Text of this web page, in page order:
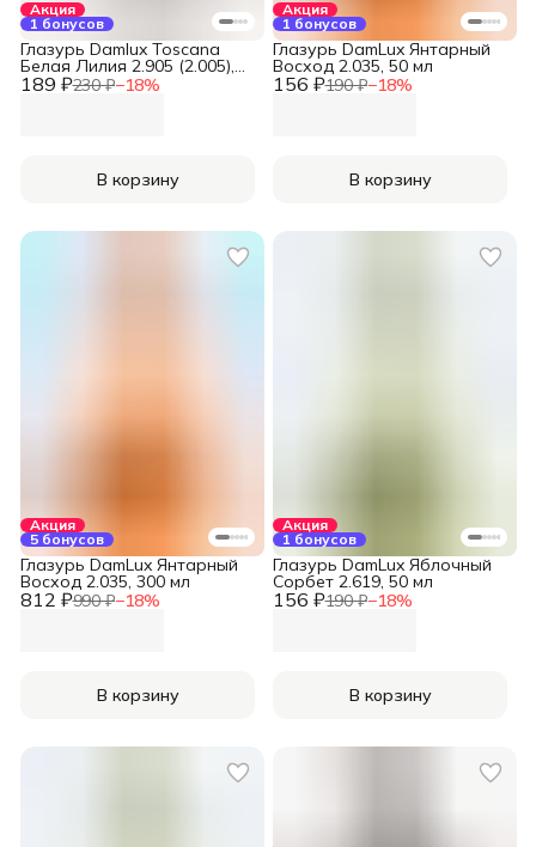
Акция
1 бонусов
189 ₽230 ₽−18%
Глазурь Damlux Toscana
Белая Лилия 2.905 (2.005),
50 мл
В корзину
Акция
1 бонусов
156 ₽190 ₽−18%
Глазурь DamLux Янтарный
Восход 2.035, 50 мл
В корзину
Акция
5 бонусов
812 ₽990 ₽−18%
Глазурь DamLux Янтарный
Восход 2.035, 300 мл
В корзину
Акция
1 бонусов
156 ₽190 ₽−18%
Глазурь DamLux Яблочный
Сорбет 2.619, 50 мл
В корзину